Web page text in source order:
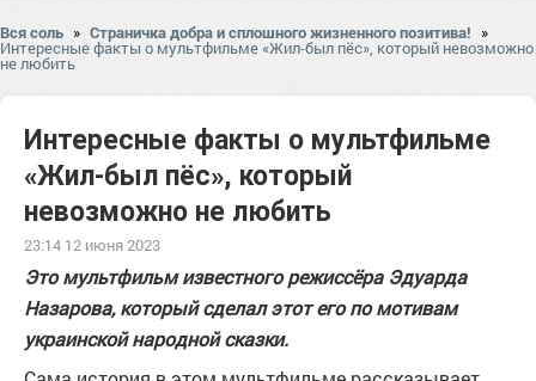
Вся соль » Страничка добра и сплошного жизненного позитива! »
Интересные факты о мультфильме «Жил-был пёс», который невозможно
не любить
Интересные факты о мультфильме
«Жил-был пёс», который
невозможно не любить
23:14 12 июня 2023
Это мультфильм известного режиссёра Эдуарда
Назарова, который сделал этот его по мотивам
украинской народной сказки.